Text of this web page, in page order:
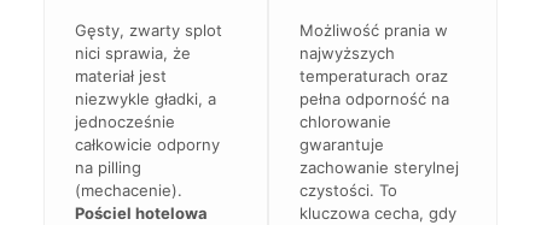
Gęsty, zwarty splot
nici sprawia, że
materiał jest
niezwykle gładki, a
jednocześnie
całkowicie odporny
na pilling
(mechacenie).
Pościel hotelowa
Możliwość prania w
najwyższych
temperaturach oraz
pełna odporność na
chlorowanie
gwarantuje
zachowanie sterylnej
czystości. To
kluczowa cecha, gdy